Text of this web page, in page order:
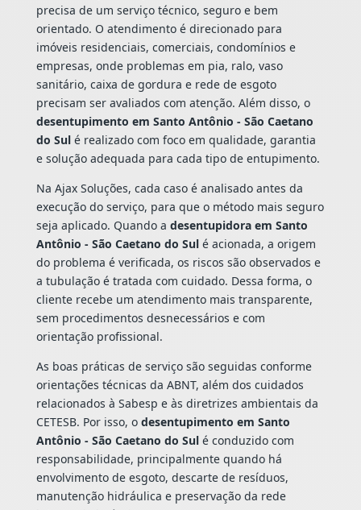
precisa de um serviço técnico, seguro e bem
orientado. O atendimento é direcionado para
imóveis residenciais, comerciais, condomínios e
empresas, onde problemas em pia, ralo, vaso
sanitário, caixa de gordura e rede de esgoto
precisam ser avaliados com atenção. Além disso, o
desentupimento em Santo Antônio - São Caetano
do Sulé realizado com foco em qualidade, garantia
e solução adequada para cada tipo de entupimento.
Na Ajax Soluções, cada caso é analisado antes da
execução do serviço, para que o método mais seguro
seja aplicado. Quando a desentupidora em Santo
Antônio - São Caetano do Sulé acionada, a origem
do problema é verificada, os riscos são observados e
a tubulação é tratada com cuidado. Dessa forma, o
cliente recebe um atendimento mais transparente,
sem procedimentos desnecessários e com
orientação profissional.
As boas práticas de serviço são seguidas conforme
orientações técnicas da ABNT, além dos cuidados
relacionados à Sabesp e às diretrizes ambientais da
CETESB. Por isso, o desentupimento em Santo
Antônio - São Caetano do Sulé conduzido com
responsabilidade, principalmente quando há
envolvimento de esgoto, descarte de resíduos,
manutenção hidráulica e preservação da rede